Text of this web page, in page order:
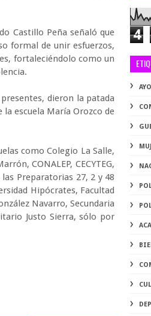
Castillo Peña señaló que
formal de unir esfuerzos,
fortaleciéndolo como un
dieron la patada
escuela María Orozco de
como Colegio La Salle,
CONALEP, CECYTEG,
las Preparatorias 27, 2 y 48
Hipócrates, Facultad
Navarro, Secundaria
Justo Sierra, sólo por
4